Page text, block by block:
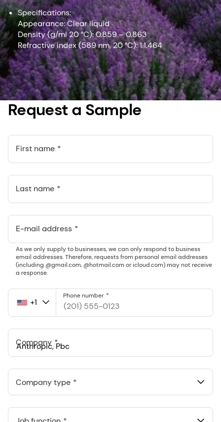
Specifications:
Appearance: Clear liquid
Density (g/ml 20 °C): 0.859 – 0.863
Refractive index (589 nm, 20 °C): 1.1.464
Request a Sample
First name
Last name
E-mail address
As we only supply to businesses, we can only respond to business
email addresses. Therefore, requests from personal email addresses
(including @gmail.com, @hotmail.com or icloud.com) may not receive
a response.
United
+1
Phone number
Company
548 Market St Pmb 90375, San Francisco, California, US
Company type